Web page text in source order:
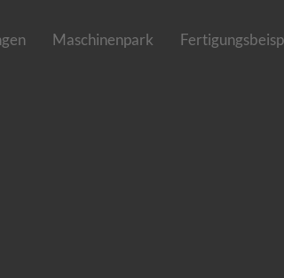
Maschinenpark